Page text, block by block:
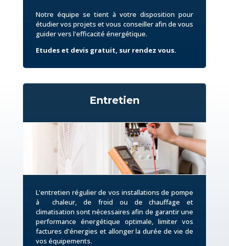
Notre équipe se tient à votre disposition pour
étudier vos projets et vous conseiller afin de vous
guider vers l'efficacité énergétique.
Etudes et devis gratuit, sur rendez vous.
Entretien
L'entretien régulier de vos installations de pompe
à chaleur, de froid ou de chauffage et
climatisation sont nécessaires afin de garantir une
performance énergétique optimale, limiter vos
factures d'énergies et allonger la durée de vie de
vos équipements.